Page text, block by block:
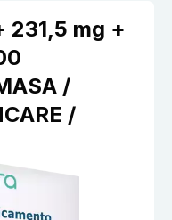
231,5 mg +
/
/